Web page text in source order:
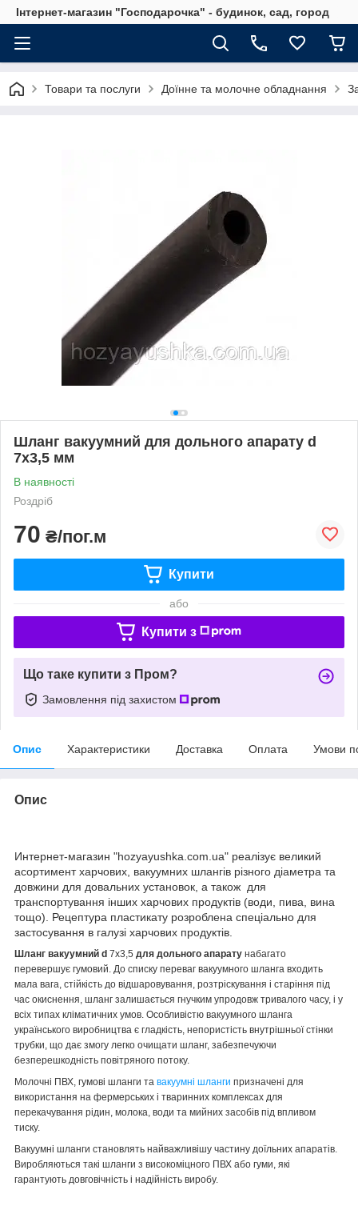
Інтернет-магазин "Господарочка" - будинок, сад, город
Товари та послуги Доїнне та молочне обладнання
Шланг вакуумний для дольного апарату d
7х3,5 мм
В наявності
Роздріб
70 ₴/пог.м
Купити
або
Купити з
Що таке купити з Пром?
Замовлення під захистом
Опис Характеристики Доставка Оплата Умови
Опис
Интернет-магазин "hozyayushka.com.ua" реалізує великий
асортимент харчових, вакуумних шлангів різного діаметра та
довжини для довальних установок, а також для
транспортування інших харчових продуктів (води, пива, вина
тощо). Рецептура пластикату розроблена спеціально для
застосування в галузі харчових продуктів.
Шланг вакуумний d 7х3,5 для дольного апарату набагато
перевершує гумовий. До списку переваг вакуумного шланга входить
мала вага, стійкість до відшаровування, розтріскування і старіння під
час окиснення, шланг залишається гнучким упродовж тривалого часу, і у
всіх типах кліматичних умов. Особливістю вакуумного шланга
українського виробництва є гладкість, непористість внутрішньої стінки
трубки, що дає змогу легко очищати шланг, забезпечуючи
безперешкодність повітряного потоку.
Молочні ПВХ, гумові шланги та вакуумні шланги призначені для
використання на фермерських і тваринних комплексах для
перекачування рідин, молока, води та мийних засобів під впливом
тиску.
Вакуумні шланги становлять найважливішу частину доїльних апаратів.
Виробляються такі шланги з високоміцного ПВХ або гуми, які
гарантують довговічність і надійність виробу.